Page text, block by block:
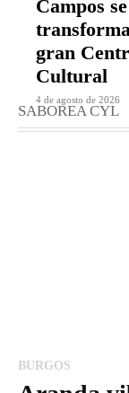
Campos se
gran
Cultural
4 de agosto de 2026
SABOREA CYL
BURGOS